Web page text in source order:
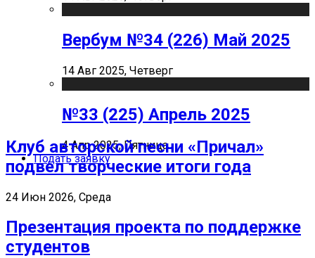
Вербум №34 (226) Май 2025
14 Авг 2025, Четверг
№33 (225) Апрель 2025
4 Апр 2025, Пятница
Подать заявку
Клуб авторской песни «Причал»
подвел творческие итоги года
24 Июн 2026, Среда
Презентация проекта по поддержке
студентов